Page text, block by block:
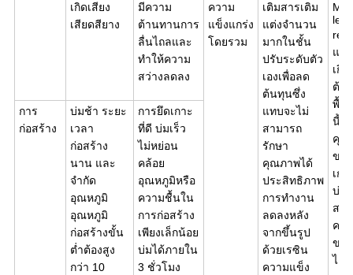
เกิดเสียง
เสียดสียาง
มีความ
ต้านทานการ
ลื่นไถลและ
ทำให้ความ
สว่างลดลง
ความ
แข็งแกร่ง
โดยรวม
เติมสารเติม
แต่งจำนวน
มากในชั้น
ปรับระดับตัว
เองเพื่อลด
ต้นทุนซึ่ง
แทบจะไม่
สามารถ
รักษา
คุณภาพได้
ประสิทธิภาพ
การทำงาน
ลดลงหลัง
จากขึ้นรูป
ด้วยเรซิน
ความแข็ง
แข็
เกิ
ต้อ
พื้น
นี้ยั
คุณ
ขอ
เก
บ่ม
สา
คว
ขอ
ได้
การ
ก่อสร้าง
บ่มช้า ระยะ
เวลา
ก่อสร้าง
นาน และ
จำกัด
อุณหภูมิ
อุณหภูมิ
ก่อสร้างขั้น
ต่ำต้องสูง
กว่า 10
การยึดเกาะ
ที่ดี บ่มเร็ว
ไม่หย่อน
คล้อย
อุณหภูมิหรือ
ความชื้นใน
การก่อสร้าง
เพียงเล็กน้อย
บ่มได้ภายใน
3 ชั่วโมง